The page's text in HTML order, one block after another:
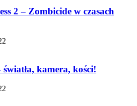
2 – Zombicide w czasach
kamera, kości!